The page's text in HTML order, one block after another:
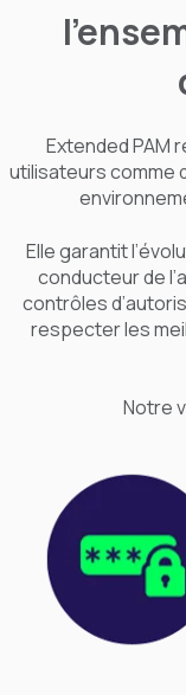
Extended PAM
utilisateurs comme
Elle garantit
conducteur de
contrôles
respecter les
Notre